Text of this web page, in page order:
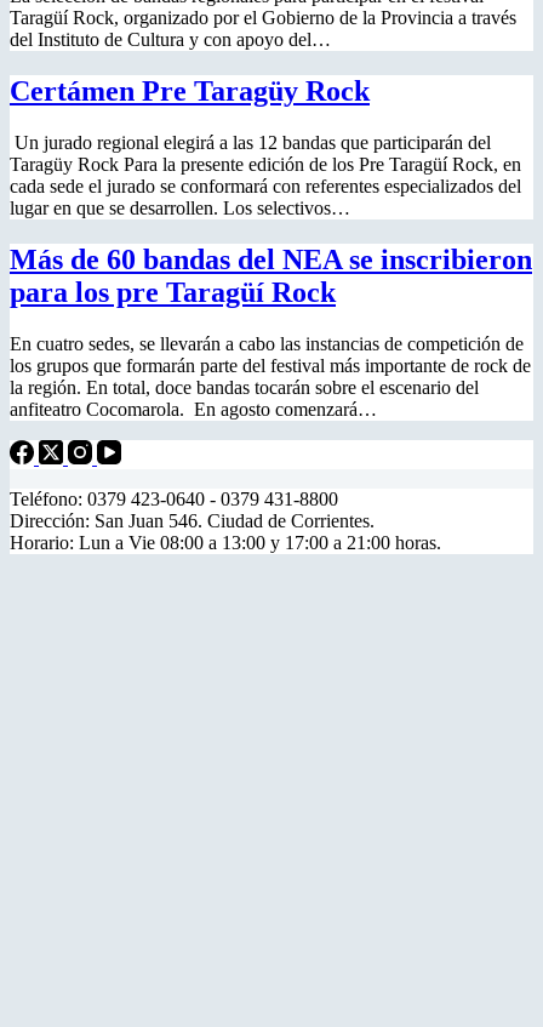
Taragüí Rock, organizado por el Gobierno de la Provincia a través
del Instituto de Cultura y con apoyo del…
Certámen Pre Taragüy Rock
Un jurado regional elegirá a las 12 bandas que participarán del
Taragüy Rock Para la presente edición de los Pre Taragüí Rock, en
cada sede el jurado se conformará con referentes especializados del
lugar en que se desarrollen. Los selectivos…
Más de 60 bandas del NEA se inscribieron
para los pre Taragüí Rock
En cuatro sedes, se llevarán a cabo las instancias de competición de
los grupos que formarán parte del festival más importante de rock de
la región. En total, doce bandas tocarán sobre el escenario del
anfiteatro Cocomarola. En agosto comenzará…
Teléfono: 0379 423-0640 - 0379 431-8800
Dirección: San Juan 546. Ciudad de Corrientes.
Horario: Lun a Vie 08:00 a 13:00 y 17:00 a 21:00 horas.